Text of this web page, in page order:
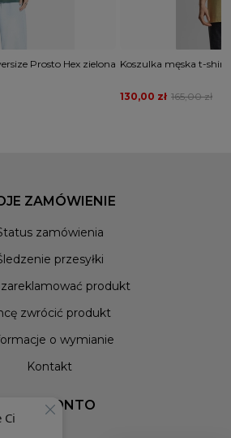
Prosto Hex zielona Koszulka męska t-shirt
165,00 zł
130,00 zł
ZAMÓWIENIE
zamówienia
przesyłki
zareklamować produkt
zwrócić produkt
o wymianie
Kontakt
MOJE KONTO